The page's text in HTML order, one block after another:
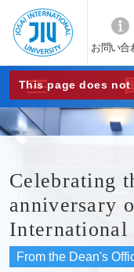
JIU
城西
国際
大学
お問い合
This page does
Celebrating
anniversary
International
From the Dean's